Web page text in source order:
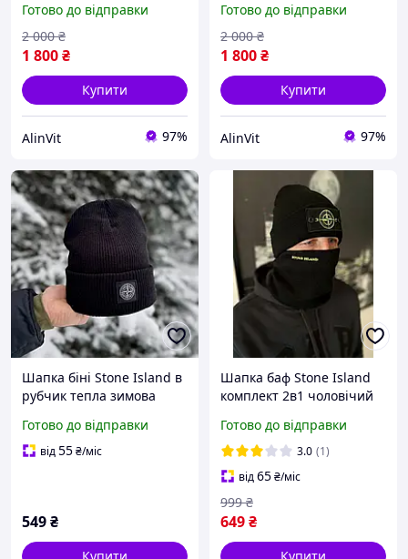
універсальний аксесуар
на кожен день
Готово до відправки
1 800₴
2 000 ₴
Купити
AlinVit 97%
трендовий аксесуар 2026
міський стиль та комфорт
Готово до відправки
1 800₴
2 000 ₴
Купити
AlinVit 97%
Шапка біні Stone Island в
рубчик тепла зимова
айленд чорна
Готово до відправки
від55₴/міс
549₴
Шапка баф Stone Island
комплект 2в1 чоловічий
стон айленд
Готово до відправки
3.0 (1)
від65₴/міс
649₴
999 ₴